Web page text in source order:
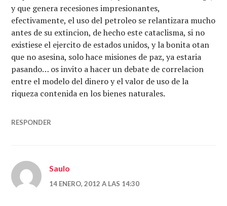
y que genera recesiones impresionantes,
efectivamente, el uso del petroleo se relantizara mucho
antes de su extincion, de hecho este cataclisma, si no
existiese el ejercito de estados unidos, y la bonita otan
que no asesina, solo hace misiones de paz, ya estaria
pasando… os invito a hacer un debate de correlacion
entre el modelo del dinero y el valor de uso de la
riqueza contenida en los bienes naturales.
RESPONDER
Saulo
14 ENERO, 2012 A LAS 14:30